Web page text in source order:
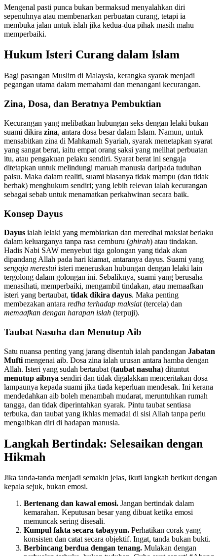
Mengenal pasti punca bukan bermaksud menyalahkan diri
sepenuhnya atau membenarkan perbuatan curang, tetapi ia
membuka jalan untuk islah jika kedua-dua pihak masih mahu
memperbaiki.
Hukum Isteri Curang dalam Islam
Bagi pasangan Muslim di Malaysia, kerangka syarak menjadi
pegangan utama dalam memahami dan menangani kecurangan.
Zina, Dosa, dan Beratnya Pembuktian
Kecurangan yang melibatkan hubungan seks dengan lelaki bukan
suami dikira zina, antara dosa besar dalam Islam. Namun, untuk
mensabitkan zina di Mahkamah Syariah, syarak menetapkan syarat
yang sangat berat, iaitu empat orang saksi yang melihat perbuatan
itu, atau pengakuan pelaku sendiri. Syarat berat ini sengaja
ditetapkan untuk melindungi maruah manusia daripada tuduhan
palsu. Maka dalam realiti, suami biasanya tidak mampu (dan tidak
berhak) menghukum sendiri; yang lebih relevan ialah kecurangan
sebagai sebab untuk menamatkan perkahwinan secara baik.
Konsep Dayus
Dayus ialah lelaki yang membiarkan dan meredhai maksiat berlaku
dalam keluarganya tanpa rasa cemburu (ghirah) atau tindakan.
Hadis Nabi SAW menyebut tiga golongan yang tidak akan
dipandang Allah pada hari kiamat, antaranya dayus. Suami yang
sengaja merestui isteri meneruskan hubungan dengan lelaki lain
tergolong dalam golongan ini. Sebaliknya, suami yang berusaha
menasihati, memperbaiki, mengambil tindakan, atau memaafkan
isteri yang bertaubat, tidak dikira dayus. Maka penting
membezakan antara redha terhadap maksiat(tercela) dan
memaafkan dengan harapan islah (terpuji).
Taubat Nasuha dan Menutup Aib
Satu nuansa penting yang jarang disentuh ialah pandangan Jabatan
Mufti mengenai aib. Dosa zina ialah urusan antara hamba dengan
Allah. Isteri yang sudah bertaubat (taubat nasuha) dituntut
menutup aibnya sendiri dan tidak digalakkan menceritakan dosa
lampaunya kepada suami jika tiada keperluan mendesak. Ini kerana
mendedahkan aib boleh menambah mudarat, meruntuhkan rumah
tangga, dan tidak diperintahkan syarak. Pintu taubat sentiasa
terbuka, dan taubat yang ikhlas memadai di sisi Allah tanpa perlu
mengaibkan diri di hadapan manusia.
Langkah Bertindak: Selesaikan dengan
Hikmah
Jika tanda-tanda menjadi semakin jelas, ikuti langkah berikut dengan
kepala sejuk, bukan emosi.
Bertenang dan kawal emosi. Jangan bertindak dalam
kemarahan. Keputusan besar yang dibuat ketika emosi
memuncak sering disesali.
Kumpul fakta secara tabayyun. Perhatikan corak yang
konsisten dan catat secara objektif. Ingat, tanda bukan bukti.
Berbincang berdua dengan tenang. Mulakan dengan